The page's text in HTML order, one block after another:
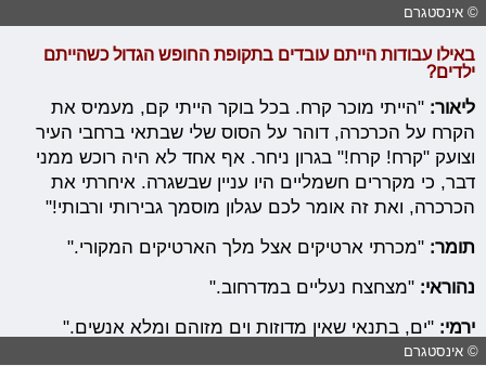
© אינסטגרם
באילו עבודות הייתם עובדים בתקופת החופש הגדול כשהייתם
ילדים?
ליאור: "הייתי מוכר קרח. בכל בוקר הייתי קם, מעמיס את
הקרח על הכרכרה, דוהר על הסוס שלי שבתאי ברחבי העיר
וצועק "קרח! קרח!" בגרון ניחר. אף אחד לא היה רוכש ממני
דבר, כי מקררים חשמליים היו עניין שבשגרה. איחרתי את
הכרכרה, ואת זה אומר לכם עגלון מוסמך גבירותי ורבותי!"
תומר: "מכרתי ארטיקים אצל מלך הארטיקים המקורי."
נהוראי: "מצחצח נעליים במדרחוב."
ירמי: "ים, בתנאי שאין מדוזות וים מזוהם ומלא אנשים."
© אינסטגרם